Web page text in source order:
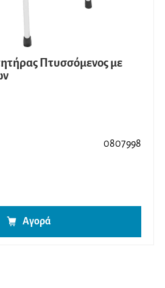
Πτυσσόμενος με
0807998
Αγορά